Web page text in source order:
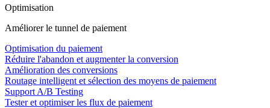
Optimisation
Améliorer le tunnel de paiement
Optimisation du paiement
Réduire l'abandon et augmenter la conversion
Amélioration des conversions
Routage intelligent et sélection des moyens de paiement
Support A/B Testing
Tester et optimiser les flux de paiement